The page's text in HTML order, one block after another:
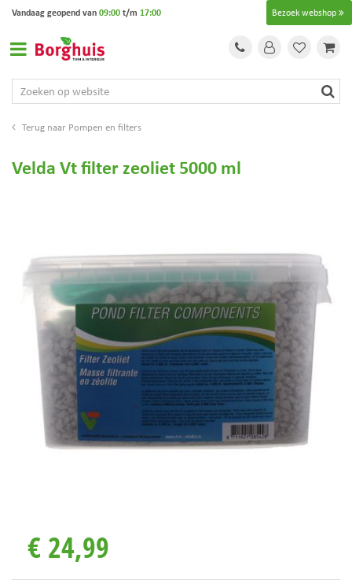
Pompen en filters
Bezoek webshop
Vandaag geopend van09:00t/m 17:00
Velda Vt filter zeoliet 5000 ml
€ 24,99